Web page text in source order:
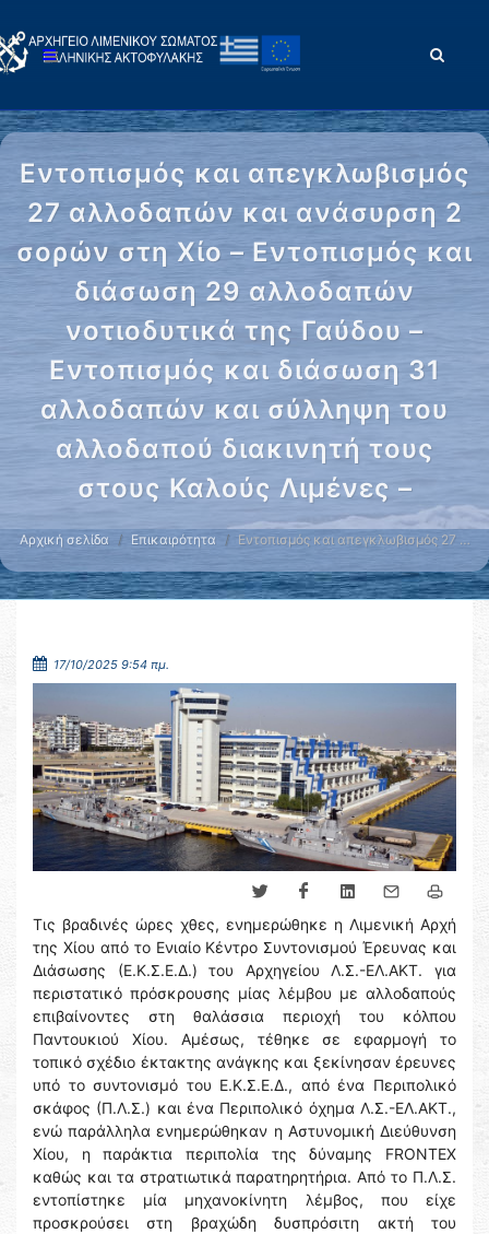
Εντοπισμός και απεγκλωβισμός
27 αλλοδαπών και ανάσυρση 2
σορών στη Χίο – Εντοπισμός και
διάσωση 29 αλλοδαπών
νοτιοδυτικά της Γαύδου –
Εντοπισμός και διάσωση 31
αλλοδαπών και σύλληψη του
αλλοδαπού διακινητή τους
στους Καλούς Λιμένες –
Αρχική σελίδα Επικαιρότητα Εντοπισμός και απεγκλωβισμός 27 …
17/10/2025 9:54 πμ.
Τις βραδινές ώρες χθες, ενημερώθηκε η Λιμενική Αρχή
της Χίου από το Ενιαίο Κέντρο Συντονισμού Έρευνας και
Διάσωσης (Ε.Κ.Σ.Ε.Δ.) του Αρχηγείου Λ.Σ.-ΕΛ.ΑΚΤ. για
περιστατικό πρόσκρουσης μίας λέμβου με αλλοδαπούς
επιβαίνοντες στη θαλάσσια περιοχή του κόλπου
Παντουκιού Χίου. Αμέσως, τέθηκε σε εφαρμογή το
τοπικό σχέδιο έκτακτης ανάγκης και ξεκίνησαν έρευνες
υπό το συντονισμό του Ε.Κ.Σ.Ε.Δ., από ένα Περιπολικό
σκάφος (Π.Λ.Σ.) και ένα Περιπολικό όχημα Λ.Σ.-ΕΛ.ΑΚΤ.,
ενώ παράλληλα ενημερώθηκαν η Αστυνομική Διεύθυνση
Χίου, η παράκτια περιπολία της δύναμης FRONTEX
καθώς και τα στρατιωτικά παρατηρητήρια. Από το Π.Λ.Σ.
εντοπίστηκε μία μηχανοκίνητη λέμβος, που είχε
προσκρούσει στη βραχώδη δυσπρόσιτη ακτή του